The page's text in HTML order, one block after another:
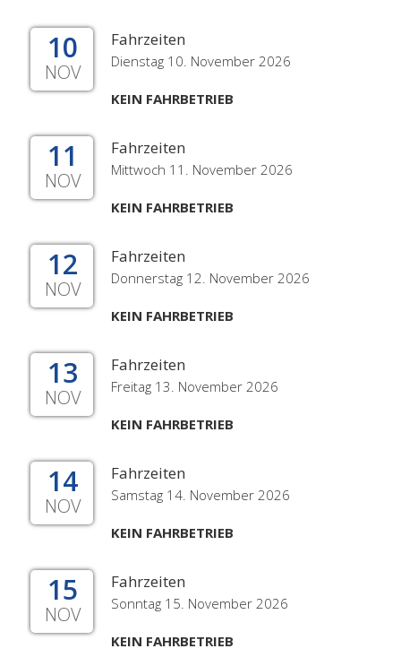
10
NOV
Fahrzeiten
Dienstag 10. November 2026
KEIN FAHRBETRIEB
11
NOV
Fahrzeiten
Mittwoch 11. November 2026
KEIN FAHRBETRIEB
12
NOV
Fahrzeiten
Donnerstag 12. November 2026
KEIN FAHRBETRIEB
13
NOV
Fahrzeiten
Freitag 13. November 2026
KEIN FAHRBETRIEB
14
NOV
Fahrzeiten
Samstag 14. November 2026
KEIN FAHRBETRIEB
15
NOV
Fahrzeiten
Sonntag 15. November 2026
KEIN FAHRBETRIEB